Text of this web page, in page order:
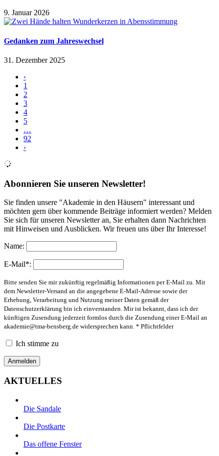
9. Januar 2026
Gedanken zum Jahreswechsel
31. Dezember 2025
‹
1
2
3
4
5
…
92
›
Abonnieren Sie unseren Newsletter!
Sie finden unsere "Akademie in den Häusern" interessant und
möchten gern über kommende Beiträge informiert werden? Melden
Sie sich für unseren Newsletter an, Sie erhalten dann Nachrichten
mit Hinweisen und Ausblicken. Wir freuen uns über Ihr Interesse!
Name:
E-Mail*:
Bitte senden Sie mir zukünftig regelmäßig Informationen per E-Mail zu. Mit
dem Newsletter-Versand an die angegebene E-Mail-Adresse sowie der
Erhebung, Verarbeitung und Nutzung meiner Daten gemäß der
Datenschutzerklärung bin ich einverstanden. Mir ist bekannt, dass ich der
künftigen Zusendung jederzeit formlos durch die Zusendung einer E-Mail an
akademie@tma-bensberg.de widersprechen kann. * Pflichtfelder
Ich stimme zu
AKTUELLES
Die Sandale
Die Postkarte
Das offene Fenster